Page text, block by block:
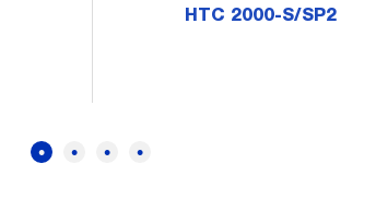
HTC 2000-S/SP2